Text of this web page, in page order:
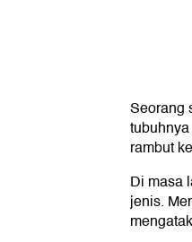
Seorang
rambut
Di masa
jenis.